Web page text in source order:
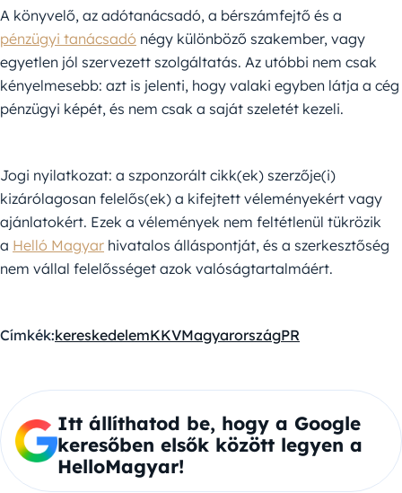
A könyvelő, az adótanácsadó, a bérszámfejtő és a
pénzügyi tanácsadó négy különböző szakember, vagy
egyetlen jól szervezett szolgáltatás. Az utóbbi nem csak
kényelmesebb: azt is jelenti, hogy valaki egyben látja a cég
pénzügyi képét, és nem csak a saját szeletét kezeli.
Jogi nyilatkozat: a szponzorált cikk(ek) szerzője(i)
kizárólagosan felelős(ek) a kifejtett véleményekért vagy
ajánlatokért. Ezek a vélemények nem feltétlenül tükrözik
a Helló Magyar hivatalos álláspontját, és a szerkesztőség
nem vállal felelősséget azok valóságtartalmáért.
Címkék:kereskedelemKKVMagyarországPR
Itt állíthatod be, hogy a Google
keresőben elsők között legyen a
HelloMagyar!